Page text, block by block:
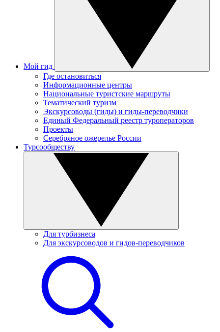
Мой гид
Где остановиться
Информационные центры
Национальные туристские маршруты
Тематический туризм
Экскурсоводы (гиды) и гиды-переводчики
Единый Федеральный реестр туроператоров
Проекты
Серебряное ожерелье России
Турсообществу
Для турбизнеса
Для экскурсоводов и гидов-переводчиков